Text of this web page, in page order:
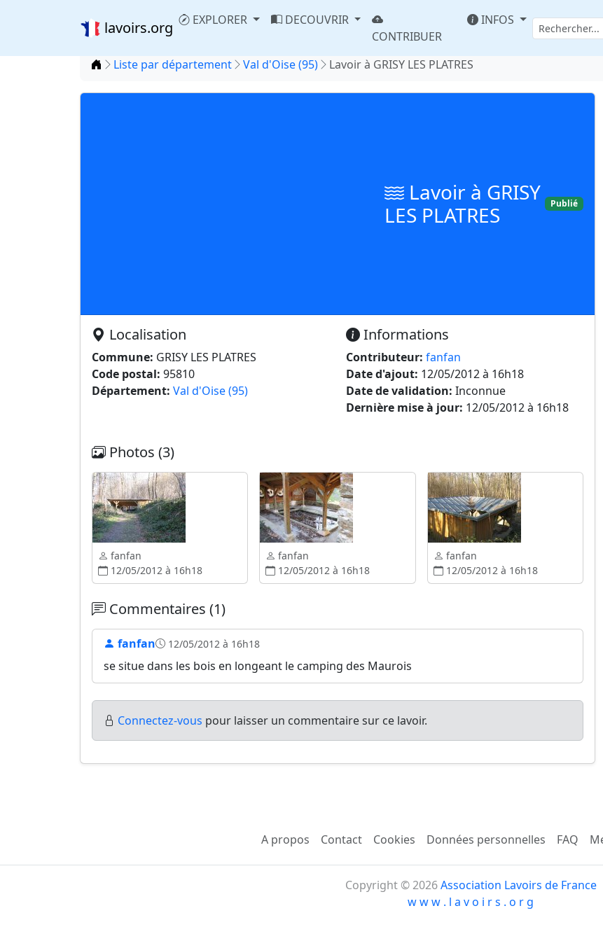
lavoirs.org EXPLORER
DECOUVRIR
CONTRIBUER
INFOS
Accueil
Liste par département Val d'Oise (95) Lavoir à GRISY LES PLATRES
Lavoir à GRISY
LES PLATRES
Publié
Localisation
Commune: GRISY LES PLATRES
Code postal: 95810
Département: Val d'Oise (95)
Informations
Contributeur: fanfan
Date d'ajout: 12/05/2012 à 16h18
Date de validation: Inconnue
Dernière mise à jour: 12/05/2012 à 16h18
Photos (3)
fanfan
12/05/2012 à 16h18
fanfan
12/05/2012 à 16h18
fanfan
12/05/2012 à 16h18
Commentaires (1)
fanfan 12/05/2012 à 16h18
se situe dans les bois en longeant le camping des Maurois
Connectez-vous pour laisser un commentaire sur ce lavoir.
A propos Contact Cookies Données personnelles FAQ
Copyright © 2026Association Lavoirs de France
w w w . l a v o i r s . o r g